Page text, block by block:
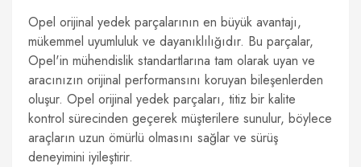
Opel orijinal yedek parçalarının en büyük avantajı,
mükemmel uyumluluk ve dayanıklılığıdır. Bu parçalar,
Opel'in mühendislik standartlarına tam olarak uyan ve
aracınızın orijinal performansını koruyan bileşenlerden
oluşur. Opel orijinal yedek parçaları, titiz bir kalite
kontrol sürecinden geçerek müşterilere sunulur, böylece
araçların uzun ömürlü olmasını sağlar ve sürüş
deneyimini iyileştirir.